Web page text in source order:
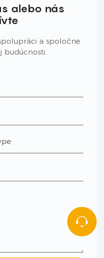
alebo nás
a spoločne
budúcnosti.